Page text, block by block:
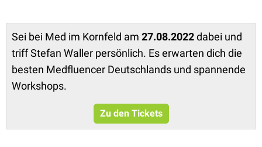
Sei bei Med im Kornfeld am 27.08.2022dabei und
triff Stefan Waller persönlich. Es erwarten dich die
besten Medfluencer Deutschlands und spannende
Workshops.
Zu den Tickets